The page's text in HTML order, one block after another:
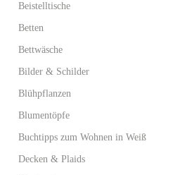
Beistelltische
Betten
Bettwäsche
Bilder & Schilder
Blühpflanzen
Blumentöpfe
Buchtipps zum Wohnen in Weiß
Decken & Plaids